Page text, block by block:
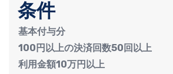
条件
基本付与分
100円以上の決済回数50回以上
利用金額10万円以上